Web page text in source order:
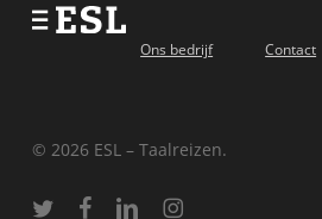
Ons bedrijf Contact
© 2026 ESL – Taalreizen.
twitterfacebooklinkedininstagram